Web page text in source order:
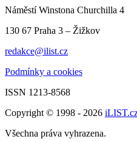
Náměstí Winstona Churchilla 4
130 67 Praha 3 – Žižkov
redakce@ilist.cz
Podmínky a cookies
ISSN 1213-8568
Copyright © 1998 - 2026
Všechna práva vyhrazena.